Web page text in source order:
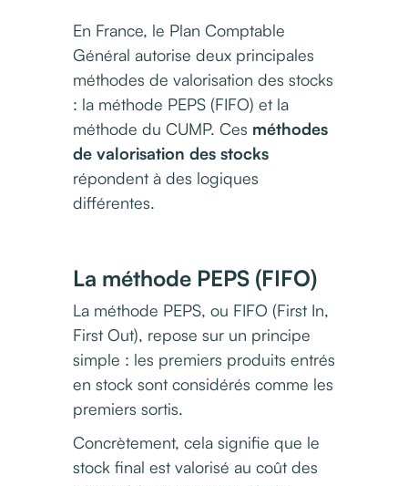
En France, le Plan Comptable
Général autorise deux principales
méthodes de valorisation des stocks
: la méthode PEPS (FIFO) et la
méthode du CUMP. Ces méthodes
de valorisation des stocks
répondent à des logiques
différentes.
La méthode PEPS (FIFO)
La méthode PEPS, ou FIFO (First In,
First Out), repose sur un principe
simple : les premiers produits entrés
en stock sont considérés comme les
premiers sortis.
Concrètement, cela signifie que le
stock final est valorisé au coût des